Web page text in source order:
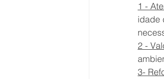
1 -
idade
2 -
3-